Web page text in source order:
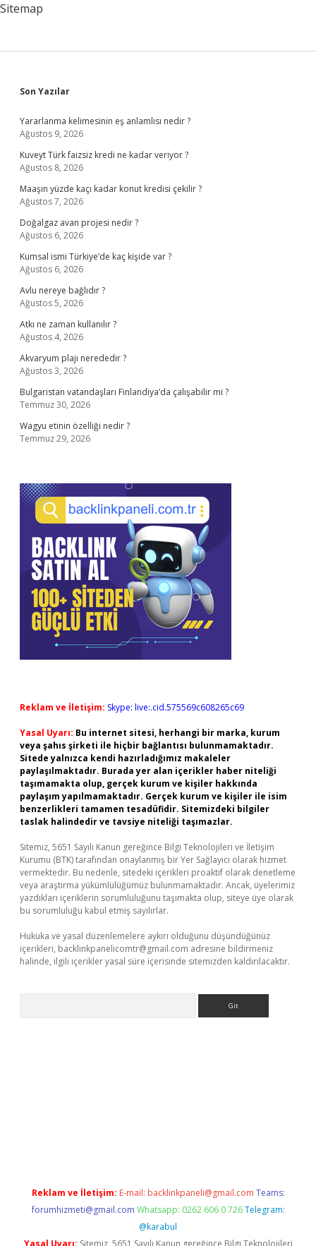
Sitemap
Sidebar
Son Yazılar
Yararlanma kelimesinin eş anlamlısı nedir ?
Ağustos 9, 2026
Kuveyt Türk faizsiz kredi ne kadar veriyor ?
Ağustos 8, 2026
Maaşın yüzde kaçı kadar konut kredisi çekilir ?
Ağustos 7, 2026
Doğalgaz avan projesi nedir ?
Ağustos 6, 2026
Kumsal ismi Türkiye’de kaç kişide var ?
Ağustos 6, 2026
Avlu nereye bağlıdır ?
Ağustos 5, 2026
Atkı ne zaman kullanılır ?
Ağustos 4, 2026
Akvaryum plajı nerededir ?
Ağustos 3, 2026
Bulgaristan vatandaşları Finlandiya’da çalışabilir mi ?
Temmuz 30, 2026
Wagyu etinin özelliği nedir ?
Temmuz 29, 2026
Reklam ve İletişim: Skype: live:.cid.575569c608265c69
Yasal Uyarı: Bu internet sitesi, herhangi bir marka, kurum
veya şahıs şirketi ile hiçbir bağlantısı bulunmamaktadır.
Sitede yalnızca kendi hazırladığımız makaleler
paylaşılmaktadır. Burada yer alan içerikler haber niteliği
taşımamakta olup, gerçek kurum ve kişiler hakkında
paylaşım yapılmamaktadır. Gerçek kurum ve kişiler ile isim
benzerlikleri tamamen tesadüfidir. Sitemizdeki bilgiler
taslak halindedir ve tavsiye niteliği taşımazlar.
Sitemiz, 5651 Sayılı Kanun gereğince Bilgi Teknolojileri ve İletişim
Kurumu (BTK) tarafından onaylanmış bir Yer Sağlayıcı olarak hizmet
vermektedir. Bu nedenle, sitedeki içerikleri proaktif olarak denetleme
veya araştırma yükümlülüğümüz bulunmamaktadır. Ancak, üyelerimiz
yazdıkları içeriklerin sorumluluğunu taşımakta olup, siteye üye olarak
bu sorumluluğu kabul etmiş sayılırlar.
Hukuka ve yasal düzenlemelere aykırı olduğunu düşündüğünüz
içerikleri, backlinkpanelicomtr@gmail.com adresine bildirmeniz
halinde, ilgili içerikler yasal süre içerisinde sitemizden kaldırılacaktır.
Reklam ve İletişim: E-mail: backlinkpaneli@gmail.com Teams:
forumhizmeti@gmail.com Whatsapp: 0262 606 0 726 Telegram:
@karabul
Yasal Uyarı: Sitemiz, 5651 Sayılı Kanun gereğince Bilgi Teknolojileri